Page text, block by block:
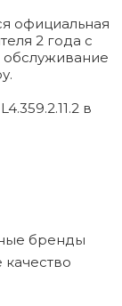
официальная
2 года с
в
бренды